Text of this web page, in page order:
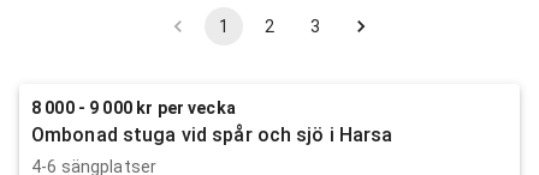
1 2 3
8 000 - 9 000 kr per vecka
Ombonad stuga vid spår och sjö i Harsa
4-6 sängplatser